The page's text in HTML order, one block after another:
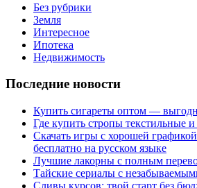
Без рубрики
Земля
Интересное
Ипотека
Недвижимость
Последние новости
Купить сигареты оптом —
Где купить стропы текстильные
Скачать игры с хорошей
бесплатно на русском языке
Лучшие лакорны с полным
Тайские сериалы с
Сливы курсов: твой старт без